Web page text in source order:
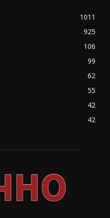
1011
925
106
99
62
55
42
42